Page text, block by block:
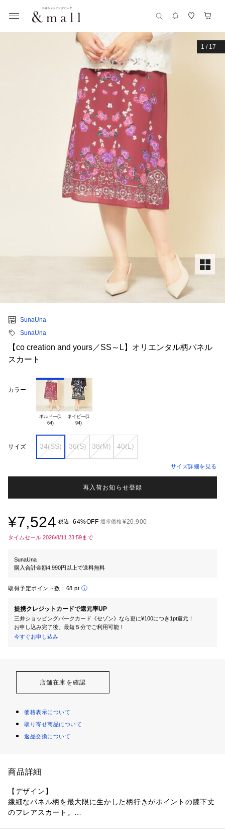
1 / 17
SunaUna
SunaUna
【co creation and yours／SS～L】オリエンタル柄パネル
スカート
カラー
ボルドー(1
64)
ネイビー(1
94)
サイズ 34(SS) 36(S) 38(M) 40(L)
サイズ詳細を見る
再入荷お知らせ登録
¥7,524 税込 64%OFF 通常価格¥20,900
タイムセール 2026/8/11 23:59まで
SunaUna
購入合計金額4,990円以上で送料無料
取得予定ポイント数： 68 pt
提携クレジットカードで還元率UP
三井ショッピングパークカード《セゾン》なら更に¥100につき1pt還元！
お申し込み完了後、最短５分でご利用可能！
今すぐお申し込み
店舗在庫を確認
価格表示について
取り寄せ商品について
返品交換について
商品詳細
【デザイン】
繊細なパネル柄を最大限に生かした柄行きがポイントの膝下丈
のフレアスカート。